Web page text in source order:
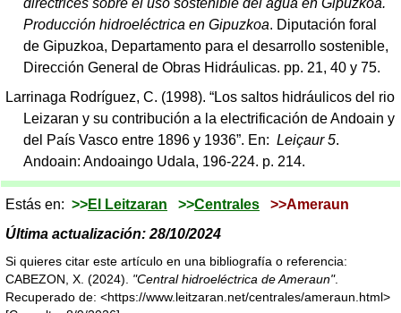
directrices sobre el uso sostenible del agua en Gipuzkoa.
Producción hidroeléctrica en Gipuzkoa. Diputación foral
de Gipuzkoa, Departamento para el desarrollo sostenible,
Dirección General de Obras Hidráulicas. pp. 21, 40 y 75.
Larrinaga Rodríguez, C. (1998). “Los saltos hidráulicos del rio
Leizaran y su contribución a la electrificación de Andoain y
del País Vasco entre 1896 y 1936”. En: Leiçaur 5.
Andoain: Andoaingo Udala, 196-224. p. 214.
Estás en: >>El Leitzaran >>Centrales
>>Ameraun
Última actualización: 28/10/2024
Si quieres citar este artículo en una bibliografía o referencia:
CABEZON, X. (2024). "Central hidroeléctrica de Ameraun".
Recuperado de: <https://www.leitzaran.net/centrales/ameraun.html>